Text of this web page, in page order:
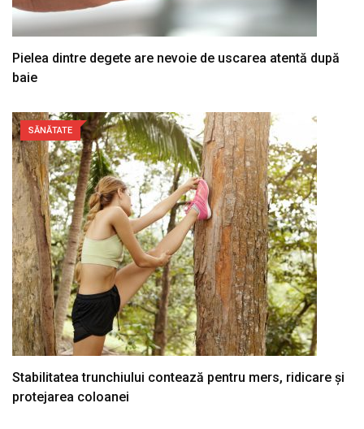
Pielea dintre degete are nevoie de uscarea atentă după
baie
SĂNĂTATE
Stabilitatea trunchiului contează pentru mers, ridicare și
protejarea coloanei